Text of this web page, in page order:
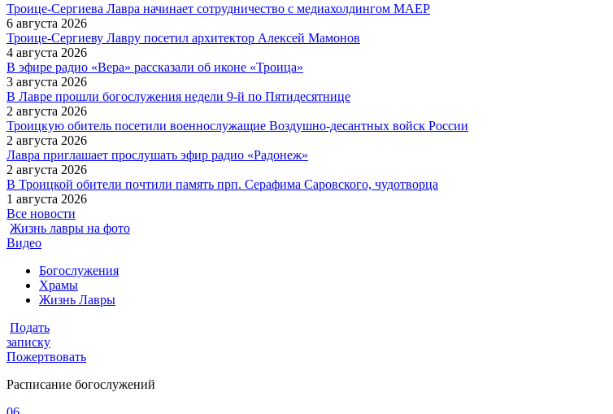
Троице-Сергиева Лавра начинает сотрудничество с медиахолдингом МАЕР
6 августа 2026
Троице-Сергиеву Лавру посетил архитектор Алексей Мамонов
4 августа 2026
В эфире радио «Вера» рассказали об иконе «Троица»
3 августа 2026
В Лавре прошли богослужения недели 9-й по Пятидесятнице
2 августа 2026
Троицкую обитель посетили военнослужащие Воздушно-десантных войск России
2 августа 2026
Лавра приглашает прослушать эфир радио «Радонеж»
2 августа 2026
В Троицкой обители почтили память прп. Серафима Саровского, чудотворца
1 августа 2026
Все новости
Жизнь лавры на фото
Видео
Богослужения
Храмы
Жизнь Лавры
Подать
записку
Пожертвовать
Расписание богослужений